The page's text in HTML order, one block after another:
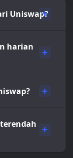
Uniswap?
harian